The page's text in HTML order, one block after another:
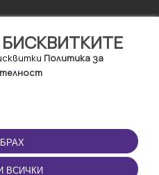
Политика за
ВСИЧКИ
ПРИЛОЖЕНИЕТО